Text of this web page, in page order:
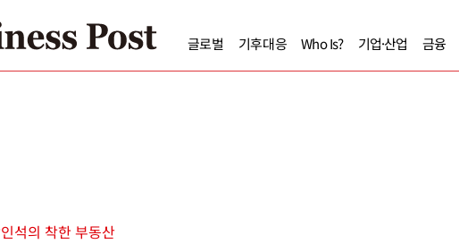
글로벌 기후대응 Who Is? 기업·산업 금융
석의 착한 부동산